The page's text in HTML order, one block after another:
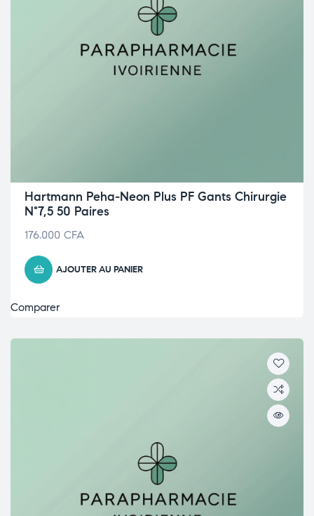
Hartmann Peha-Neon Plus PF Gants Chirurgie
N°7,5 50 Paires
176.000 CFA
AJOUTER AU PANIER
Comparer